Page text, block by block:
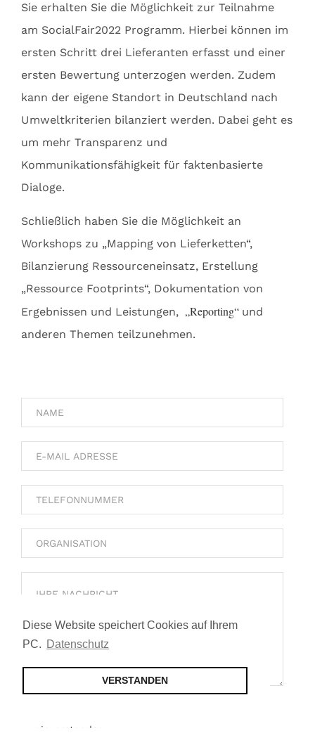
Diese Website speichert Cookies auf Ihrem
PC. Datenschutz
VERSTANDEN
Sie erhalten Sie die Möglichkeit zur Teilnahme
am SocialFair2022 Programm. Hierbei können im
ersten Schritt drei Lieferanten erfasst und einer
ersten Bewertung unterzogen werden. Zudem
kann der eigene Standort in Deutschland nach
Umweltkriterien bilanziert werden. Dabei geht es
um mehr Transparenz und
Kommunikationsfähigkeit für faktenbasierte
Dialoge.
Schließlich haben Sie die Möglichkeit an
Workshops zu „Mapping von Lieferketten“,
Bilanzierung Ressourceneinsatz, Erstellung
„Ressource Footprints“, Dokumentation von
Ergebnissen und Leistungen, „Reporting“ und
anderen Themen teilzunehmen.
einverstanden.